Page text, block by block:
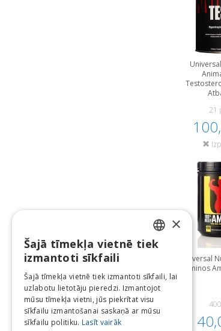
21
Universal
Aminos
LATVIAN
LITHUANIAN
ESTONIAN
×
Šajā tīmekļa vietnē tiek
izmantoti sīkfaili
Šajā tīmekļa vietnē tiek izmantoti sīkfaili, lai
uzlabotu lietotāju pieredzi. Izmantojot
mūsu tīmekļa vietni, jūs piekrītat visu
sīkfailu izmantošanai saskaņā ar mūsu
sīkfailu politiku. Lasīt vairāk